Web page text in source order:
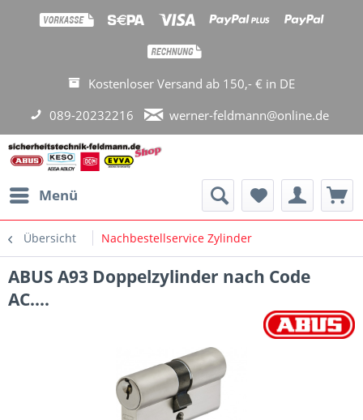
Kostenloser Versand ab 150,- € in DE
089-20232216
werner-feldmann@online.de
Menü
Übersicht Nachbestellservice Zylinder
ABUS A93 Doppelzylinder nach Code
AC....